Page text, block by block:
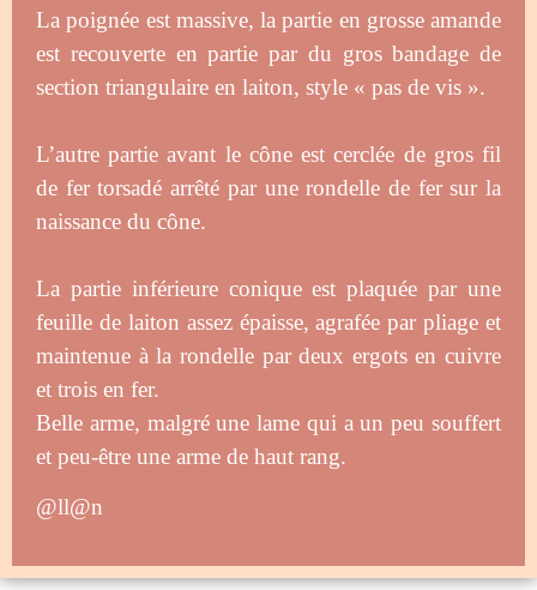
La poignée est massive, la partie en grosse amande
est recouverte en partie par du gros bandage de
section triangulaire en laiton, style « pas de vis ».
L’autre partie avant le cône est cerclée de gros fil
de fer torsadé arrêté par une rondelle de fer sur la
naissance du cône.
La partie inférieure conique est plaquée par une
feuille de laiton assez épaisse, agrafée par pliage et
maintenue à la rondelle par deux ergots en cuivre
et trois en fer.
Belle arme, malgré une lame qui a un peu souffert
et peu-être une arme de haut rang.
@ll@n